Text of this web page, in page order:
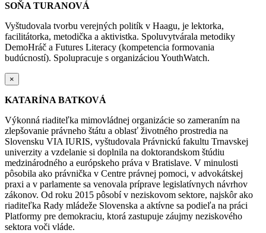
SOŇA TURANOVÁ
Vyštudovala tvorbu verejných politík v Haagu, je lektorka,
facilitátorka, metodička a aktivistka. Spoluvytvárala metodiky
DemoHráč a Futures Literacy (kompetencia formovania
budúcností). Spolupracuje s organizáciou YouthWatch.
×
KATARÍNA BATKOVÁ
Výkonná riaditeľka mimovládnej organizácie so zameraním na
zlepšovanie právneho štátu a oblasť životného prostredia na
Slovensku VIA IURIS, vyštudovala Právnickú fakultu Trnavskej
univerzity a vzdelanie si doplnila na doktorandskom štúdiu
medzinárodného a európskeho práva v Bratislave. V minulosti
pôsobila ako právnička v Centre právnej pomoci, v advokátskej
praxi a v parlamente sa venovala príprave legislatívnych návrhov
zákonov. Od roku 2015 pôsobí v neziskovom sektore, najskôr ako
riaditeľka Rady mládeže Slovenska a aktívne sa podieľa na práci
Platformy pre demokraciu, ktorá zastupuje záujmy neziskového
sektora voči vláde.